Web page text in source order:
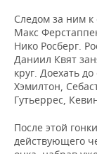
ВУЗЫ
КОМУ
ТОРГОВЫЕ
ТАТАРСТАНА
БАНКИ
БЮДЖЕТ
ИНВЕСТИЦИИ
АГРОПРОМ
НЕФТЬ
НОВОСТИ
АВТО
НОВОСТИ
БИЗНЕС
НОВОСТИ
РОЗНИЧНАЯ
ТЕХНОЛОГИИ
НОВОСТИ
МЕРОПРИЯТИЯ
Следом за ним
Макс
Нико Росберг.
Даниил Квят
круг. Доехать
Хэмилтон,
Гутьеррес,
После этой
действующего